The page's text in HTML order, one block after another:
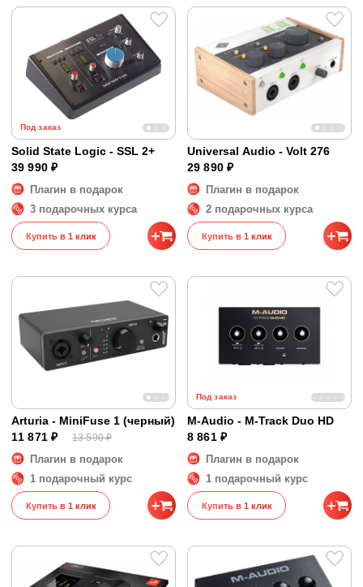
Под заказ
Solid State Logic - SSL 2+
39 990 ₽
Плагин в подарок
3 подарочных курса
Купить в 1 клик
Universal Audio - Volt 276
29 890 ₽
Плагин в подарок
2 подарочных курса
Купить в 1 клик
Arturia - MiniFuse 1 (черный)
11 871 ₽
13 590 ₽
Плагин в подарок
1 подарочный курс
Купить в 1 клик
Под заказ
M-Audio - M-Track Duo HD
8 861 ₽
Плагин в подарок
1 подарочный курс
Купить в 1 клик